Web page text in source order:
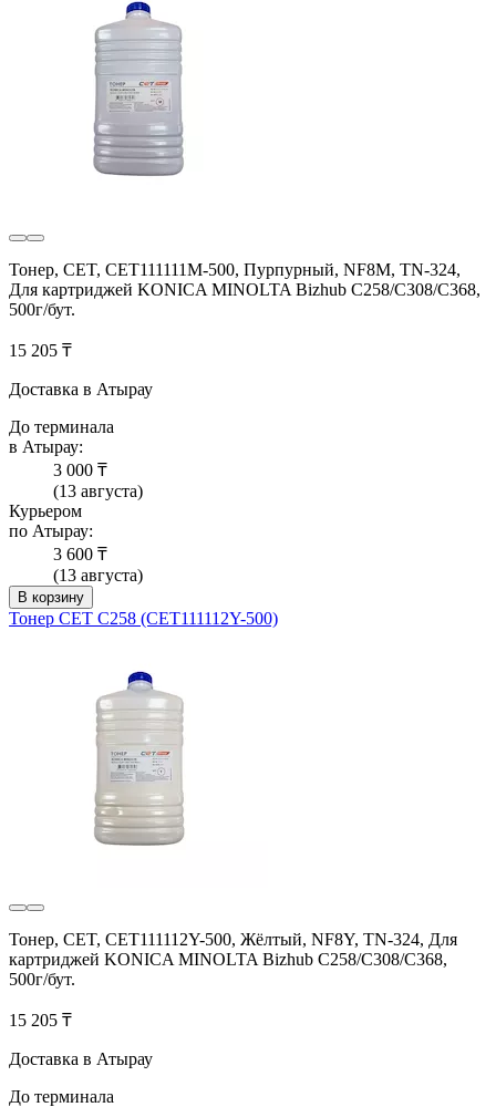
Тонер, CET, CET111111M-500, Пурпурный, NF8M, TN-324,
Для картриджей KONICA MINOLTA Bizhub C258/C308/C368,
500г/бут.
15 205 ₸
Доставка в Атырау
До терминала
в Атырау:
3 000 ₸
(13 августа)
Курьером
по Атырау:
3 600 ₸
(13 августа)
В корзину
Тонер CET C258 (CET111112Y-500)
Тонер, CET, CET111112Y-500, Жёлтый, NF8Y, TN-324, Для
картриджей KONICA MINOLTA Bizhub C258/C308/C368,
500г/бут.
15 205 ₸
Доставка в Атырау
До терминала